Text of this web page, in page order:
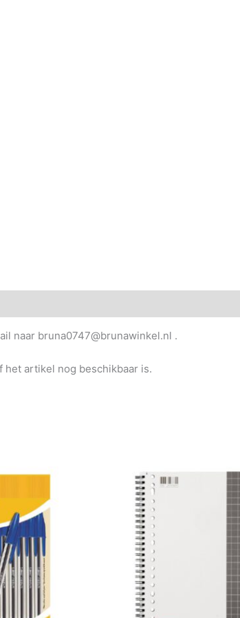
naar bruna0747@brunawinkel.nl .
artikel nog beschikbaar is.